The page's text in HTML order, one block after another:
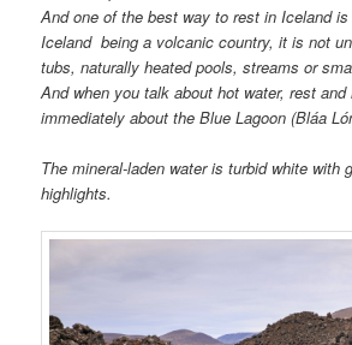
And one of the best way to rest in Icelandis
Iceland being a volcanic country,it is not
tubs, naturally heated pools, streamsor
And when you talk about hot water, rest and
immediately about theBlue Lagoon (Bláa
The mineral-laden water is turbid white with
highlights.